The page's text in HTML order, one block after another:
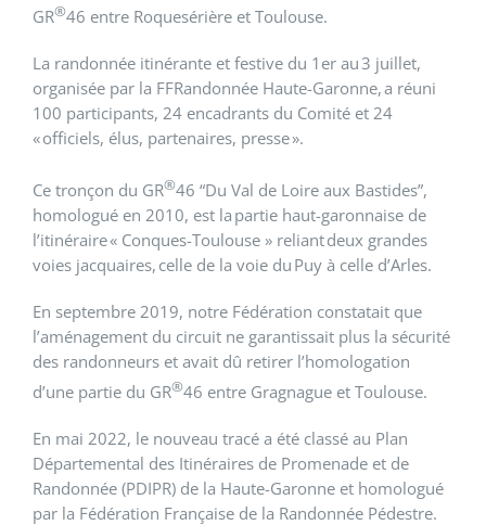
GR®46 entre Roquesérière et Toulouse.
La randonnée itinérante et festive du 1er au3 juillet,
organisée par la FFRandonnée Haute-Garonne,a réuni
100 participants, 24 encadrants du Comité et 24
« officiels, élus, partenaires, presse ».
Ce tronçon du GR®46 “Du Val de Loire aux Bastides”,
homologué en 2010, est la partie haut-garonnaise de
l’itinéraire« Conques-Toulouse » reliantdeux grandes
voies jacquaires, celle de la voie du Puy à celle d’Arles.
En septembre 2019, notre Fédération constatait que
l’aménagement du circuit ne garantissait plus la sécurité
des randonneurs et avait dû retirer l’homologation
d’une partie du GR®46 entre Gragnague et Toulouse.
En mai 2022, le nouveau tracé a été classé au Plan
Départemental des Itinéraires de Promenade et de
Randonnée (PDIPR) de la Haute-Garonne et homologué
par la Fédération Française de la Randonnée Pédestre.